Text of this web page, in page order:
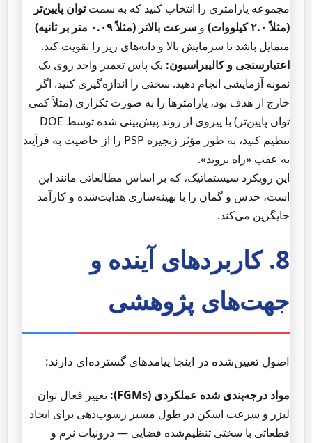
مجموعه پارامتری را انتخاب کنید که به سمتتوان پایین‌تر
(مثلاً ۲.۰ کیلووات)
و سرعت بالاتر (مثلاً ۰.۰۹ متر بر ثانیه)
متمایل باشد تا سرمایش بالا و دانه‌های ریز را تقویت کند.
اعتبارسنجی و کالیبراسیون: یک پاس تعمیر واحد روی یک
نمونه آزمایشی انجام دهید. سختی را اندازه‌گیری کنید. اگر
خارج از هدف بود، پارامترها را به صورت تکراری (مثلاً کمی
توان پایین‌تر) با پیروی از روند پیش‌بینی شده توسط DOE
تنظیم کنید، به طور مؤثر زنجیره PSP را از خاصیت به فرآیند
به عقب «راه بروید».
این رویکرد سیستماتیک، که بر اساس مطالعاتی مانند این
است، حدس و گمان را با بهینه‌سازی هدایت‌شده و کارآمد
جایگزین می‌کند.
8. کاربردهای آینده و
جهت‌های پژوهشی
اصول تعیین‌شده در اینجا پیامدهای گسترده‌ای دارند:
مواد درجه‌بندی شده عملکردی (FGMs):
تغییر فعال توان
لیزر و سرعت اسکن در طول مسیر رسوب‌دهی برای ایجاد
قطعاتی با سختی تنظیم‌شده فضایی — درونیات نرم و